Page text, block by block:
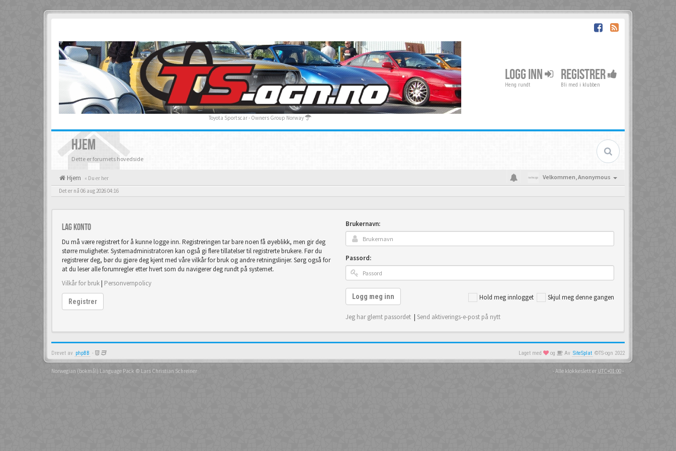
Toyota Sportscar - Owners Group Norway
LOGG INN
Heng rundt
REGISTRER
Bli med i klubben
HJEM
Dette er forumets hovedside
Hjem « Du er her Velkommen,Anonymous
Det er nå 06 aug 2026 04:16
Lag konto
Du må være registrert for å kunne logge inn. Registreringen tar bare noen få øyeblikk, men gir deg
større muligheter. Systemadministratoren kan også gi flere tillatelser til registrerte brukere. Før du
registrerer deg, bør du gjøre deg kjent med våre vilkår for bruk og andre retningslinjer. Sørg også for
at du leser alle forumregler etter hvert som du navigerer deg rundt på systemet.
Vilkår for bruk| Personvernpolicy
Registrer
Brukernavn:
Passord:
Hold meg innlogget Skjul meg denne gangen
Logg meg inn
Jeg har glemt passordet | Send aktiverings-e-post på nytt
Drevet av phpBB - Laget med og Av SiteSplat ©TS-ogn 2022
Norwegian (bokmål) Language Pack © Lars Christian Schreiner - Alle klokkeslett er UTC+01:00-